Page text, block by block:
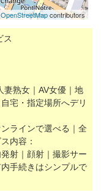
OpenStreetMapcontributors
ス
妻熟女｜AV女優｜地
宅・指定場所へデリ
ラインで選べる｜全
内容：
射｜顔射｜撮影サー
手続きはシンプルで